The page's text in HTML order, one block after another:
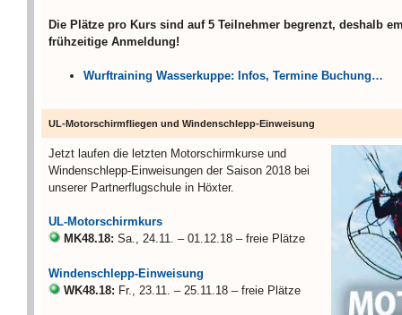
Die Plätze pro Kurs sind auf 5 Teilnehmer begrenzt, deshalb
frühzeitige Anmeldung!
Wurftraining Wasserkuppe: Infos, Termine Buchung…
UL-Motorschirmfliegen und Windenschlepp-Einweisung
Jetzt laufen die letzten Motorschirmkurse und
Windenschlepp-Einweisungen der Saison 2018 bei
unserer Partnerflugschule in Höxter.
UL-Motorschirmkurs
MK48.18: Sa., 24.11. – 01.12.18 – freie Plätze
Windenschlepp-Einweisung
WK48.18: Fr., 23.11. – 25.11.18 – freie Plätze